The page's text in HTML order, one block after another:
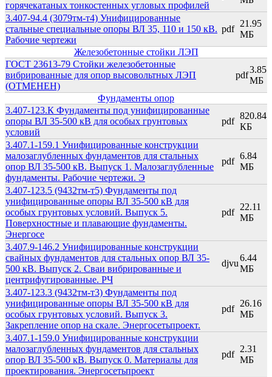
горячекатаных тонкостенных угловых профилей
3.407-94.4 (3079тм-т4) Унифицированные
стальные специальные опоры ВЛ 35, 110 и 150 кВ.
Рабочие чертежи
pdf
21.95
МБ
Железобетонные стойки ЛЭП
ГОСТ 23613-79 Стойки железобетонные
вибрированные для опор высовольтных ЛЭП
(ОТМЕНЕН)
pdf
3.85
МБ
Фундаменты опор
3.407-123.К Фундаменты под унифицированные
опоры ВЛ 35-500 кВ для особых грунтовых
условий
pdf
820.84
КБ
3.407.1-159.1 Унифицированные конструкции
малозаглубленных фундаментов для стальных
опор ВЛ 35-500 кВ. Выпуск 1. Малозаглубленные
фундаменты. Рабочие чертежи. Э
pdf
6.84
МБ
3.407-123.5 (9432тм-т5) Фундаменты под
унифицированные опоры ВЛ 35-500 кВ для
особых грунтовых условий. Выпуск 5.
Поверхностные и плавающие фундаменты.
Энергосе
pdf
22.11
МБ
3.407.9-146.2 Унифицированные конструкции
свайных фундаментов для стальных опор ВЛ 35-
500 кВ. Выпуск 2. Сваи вибрированные и
центрифугированные. РЧ
djvu
6.44
МБ
3.407-123.3 (9432тм-т3) Фундаменты под
унифицированные опоры ВЛ 35-500 кВ для
особых грунтовых условий. Выпуск 3.
Закрепление опор на скале. Энергосетьпроект.
pdf
26.16
МБ
3.407.1-159.0 Унифицированные конструкции
малозаглубленных фундаментов для стальных
опор ВЛ 35-500 кВ. Выпуск 0. Материалы для
проектирования. Энергосетьпроект
pdf
2.31
МБ